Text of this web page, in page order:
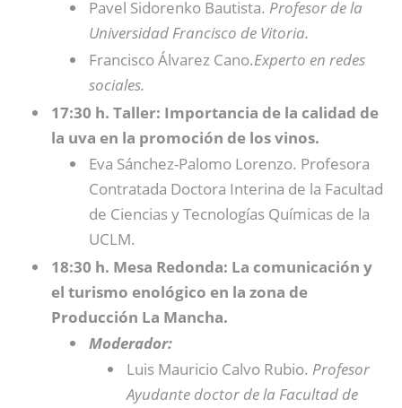
Pavel Sidorenko Bautista. Profesor de la
Universidad Francisco de Vitoria.
Francisco Álvarez Cano.Experto en redes
sociales.
17:30 h. Taller: Importancia de la calidad de
la uva en la promoción de los vinos.
Eva Sánchez-Palomo Lorenzo. Profesora
Contratada Doctora Interina de la Facultad
de Ciencias y Tecnologías Químicas de la
UCLM.
18:30 h. Mesa Redonda: La comunicación y
el turismo enológico en la zona de
Producción La Mancha.
Moderador:
Luis Mauricio Calvo Rubio. Profesor
Ayudante doctor de la Facultad de